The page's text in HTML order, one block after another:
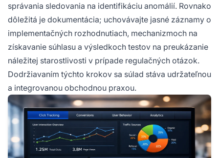
správania sledovania na identifikáciu anomálií. Rovnako
dôležitá je dokumentácia; uchovávajte jasné záznamy o
implementačných rozhodnutiach, mechanizmoch na
získavanie súhlasu a výsledkoch testov na preukázanie
náležitej starostlivosti v prípade regulačných otázok.
Dodržiavaním týchto krokov sa súlad stáva udržateľnou
a integrovanou obchodnou praxou.